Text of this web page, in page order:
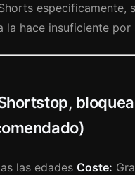
especificamente,
la hace insuficiente por
las edades Coste: